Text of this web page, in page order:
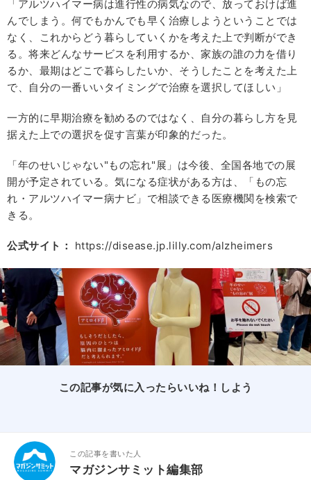
「アルツハイマー病は進行性の病気なので、放っておけば進
んでしまう。何でもかんでも早く治療しようということでは
なく、これからどう暮らしていくかを考えた上で判断ができ
る。将来どんなサービスを利用するか、家族の誰の力を借り
るか、最期はどこで暮らしたいか、そうしたことを考えた上
で、自分の一番いいタイミングで治療を選択してほしい」
一方的に早期治療を勧めるのではなく、自分の暮らし方を見
据えた上での選択を促す言葉が印象的だった。
「年のせいじゃない"もの忘れ"展」は今後、全国各地での展
開が予定されている。気になる症状がある方は、「もの忘
れ・アルツハイマー病ナビ」で相談できる医療機関を検索で
きる。
公式サイト： https://disease.jp.lilly.com/alzheimers
この記事が気に入ったらいいね！しよう
この記事を書いた人
マガジンサミット編集部